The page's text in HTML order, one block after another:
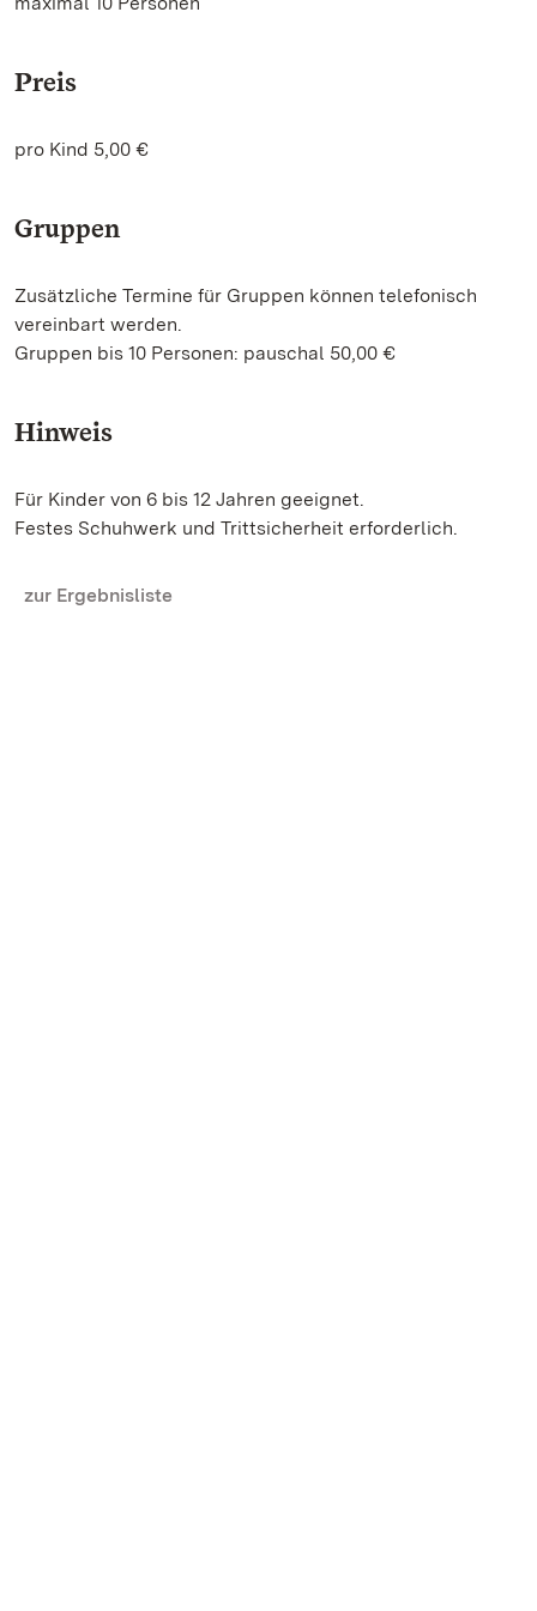
Preis
pro Kind 5,00 €
Gruppen
Zusätzliche Termine für Gruppen können telefonisch
vereinbart werden.
Gruppen bis 10 Personen: pauschal 50,00 €
Hinweis
Für Kinder von 6 bis 12 Jahren geeignet.
Festes Schuhwerk und Trittsicherheit erforderlich.
zur Ergebnisliste